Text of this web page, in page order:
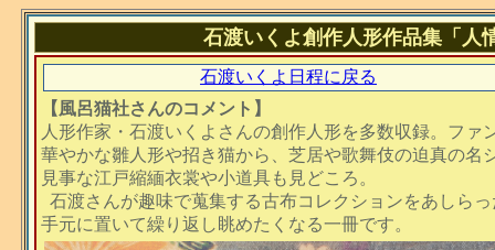
石渡いくよ創作人形作品集「人
石渡いくよ日程に戻る
【風呂猫社さんのコメント】
人形作家・石渡いくよさんの創作人形を多数収録。ファ
華やかな雛人形や招き猫から、芝居や歌舞伎の迫真の名
見事な江戸縮緬衣裳や小道具も見どころ。
石渡さんが趣味で蒐集する古布コレクションをあしら
手元に置いて繰り返し眺めたくなる一冊です。